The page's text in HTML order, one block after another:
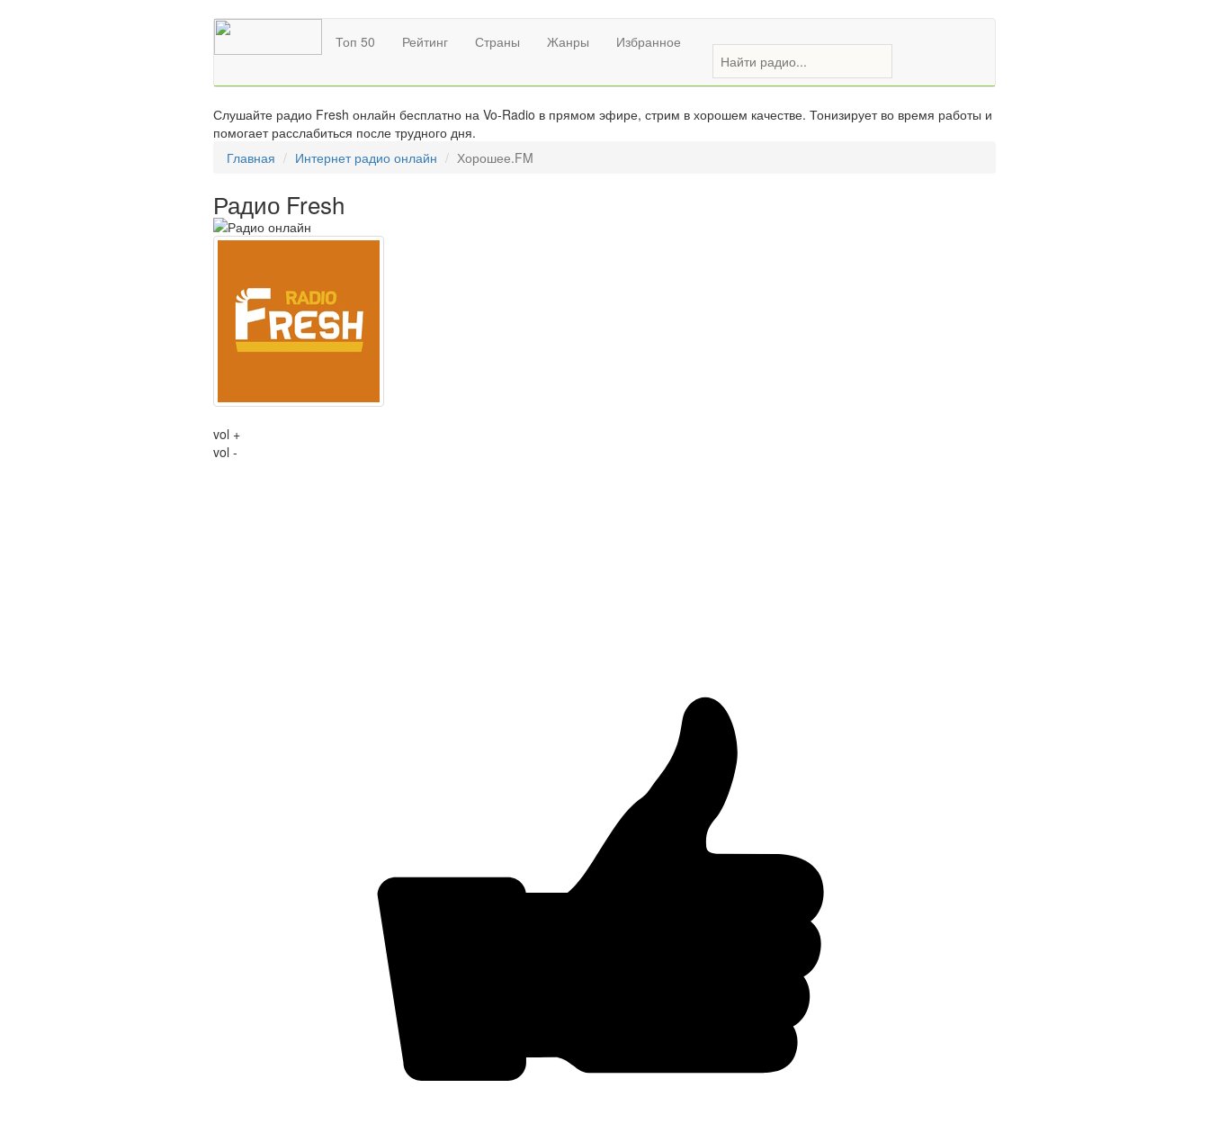
Топ 50 Рейтинг Страны Жанры Избранное
Слушайте радио Fresh онлайн бесплатно на Vo-Radio в прямом эфире, стрим в хорошем качестве. Тонизирует во время работы и
помогает расслабиться после трудного дня.
Главная
Интернет радио онлайн Хорошее.FM
Радио Fresh
vol +
vol -